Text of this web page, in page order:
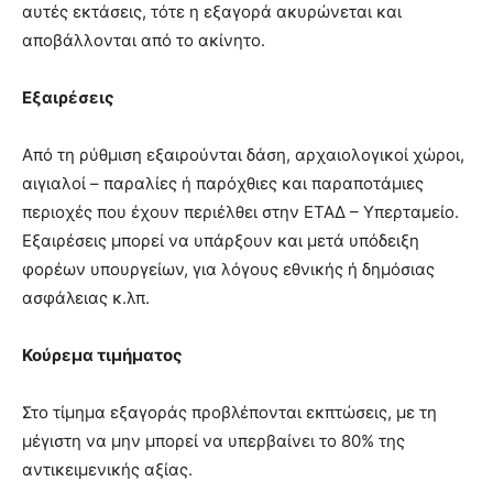
αυτές εκτάσεις, τότε η εξαγορά ακυρώνεται και
αποβάλλονται από το ακίνητο.
Εξαιρέσεις
Από τη ρύθμιση εξαιρούνται δάση, αρχαιολογικοί χώροι,
αιγιαλοί – παραλίες ή παρόχθιες και παραποτάμιες
περιοχές που έχουν περιέλθει στην ΕΤΑΔ – Υπερταμείο.
Εξαιρέσεις μπορεί να υπάρξουν και μετά υπόδειξη
φορέων υπουργείων, για λόγους εθνικής ή δημόσιας
ασφάλειας κ.λπ.
Κούρεμα τιμήματος
Στο τίμημα εξαγοράς προβλέπονται εκπτώσεις, με τη
μέγιστη να μην μπορεί να υπερβαίνει το 80% της
αντικειμενικής αξίας.